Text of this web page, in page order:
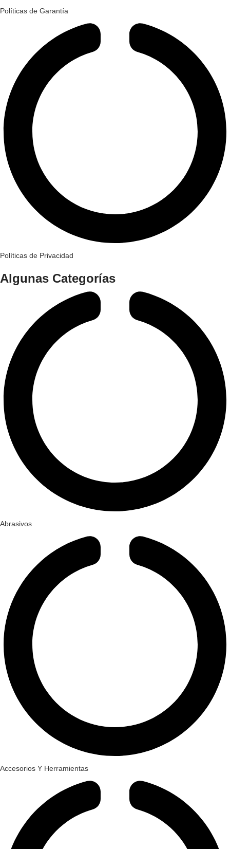
Políticas de Garantía
Políticas de Privacidad
Algunas Categorías
Abrasivos
Accesorios Y Herramientas